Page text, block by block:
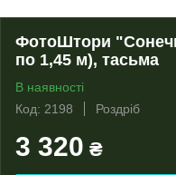
ФотоШтори
по 1,45 м), тасьма
В наявності
Код: 2198
Роздріб
3 320 ₴